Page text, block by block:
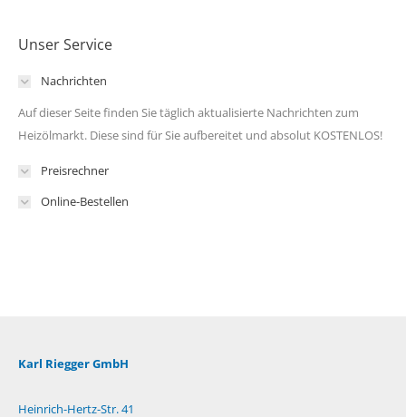
Unser Service
Nachrichten
Auf dieser Seite finden Sie täglich aktualisierte Nachrichten zum
Heizölmarkt. Diese sind für Sie aufbereitet und absolut KOSTENLOS!
Preisrechner
Online-Bestellen
Karl Riegger GmbH
Heinrich-Hertz-Str. 41